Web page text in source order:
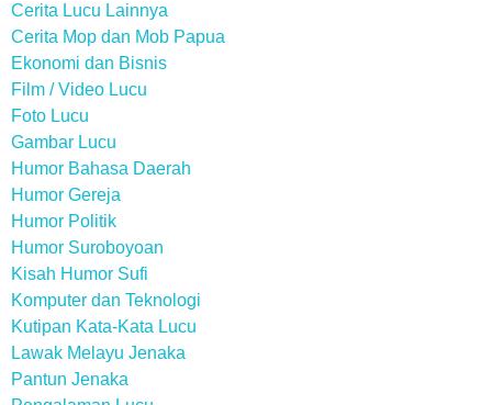
Cerita Lucu Lainnya
Cerita Mop dan Mob Papua
Ekonomi dan Bisnis
Film / Video Lucu
Foto Lucu
Gambar Lucu
Humor Bahasa Daerah
Humor Gereja
Humor Politik
Humor Suroboyoan
Kisah Humor Sufi
Komputer dan Teknologi
Kutipan Kata-Kata Lucu
Lawak Melayu Jenaka
Pantun Jenaka